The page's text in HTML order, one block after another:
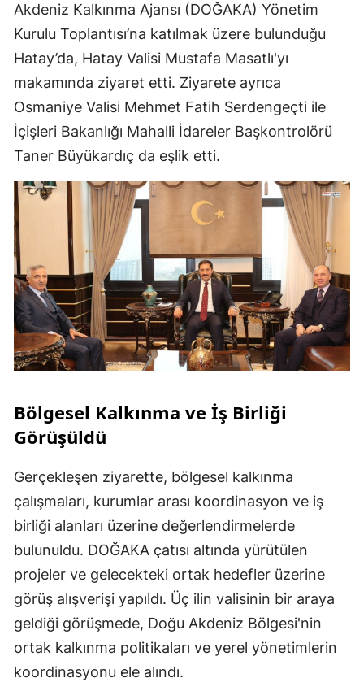
Akdeniz Kalkınma Ajansı (DOĞAKA) Yönetim
Kurulu Toplantısı’na katılmak üzere bulunduğu
Hatay’da, Hatay Valisi Mustafa Masatlı'yı
makamında ziyaret etti. Ziyarete ayrıca
Osmaniye Valisi Mehmet Fatih Serdengeçti ile
İçişleri Bakanlığı Mahalli İdareler Başkontrolörü
Taner Büyükardıç da eşlik etti.
Bölgesel Kalkınma ve İş Birliği
Görüşüldü
Gerçekleşen ziyarette, bölgesel kalkınma
çalışmaları, kurumlar arası koordinasyon ve iş
birliği alanları üzerine değerlendirmelerde
bulunuldu. DOĞAKA çatısı altında yürütülen
projeler ve gelecekteki ortak hedefler üzerine
görüş alışverişi yapıldı. Üç ilin valisinin bir araya
geldiği görüşmede, Doğu Akdeniz Bölgesi'nin
ortak kalkınma politikaları ve yerel yönetimlerin
koordinasyonu ele alındı.